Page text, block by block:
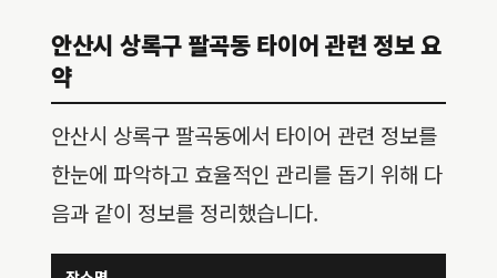
안산시 상록구 팔곡동 타이어 관련 정보 요
약
안산시 상록구 팔곡동에서 타이어 관련 정보를
한눈에 파악하고 효율적인 관리를 돕기 위해 다
음과 같이 정보를 정리했습니다.